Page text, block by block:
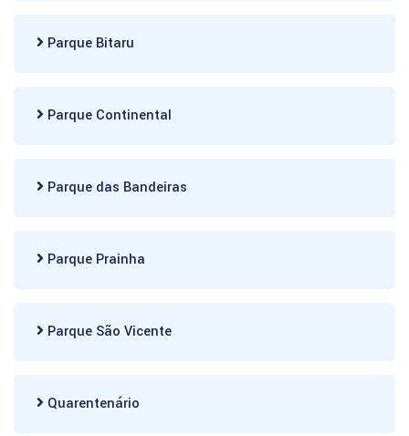
Parque Bitaru
Parque Continental
Parque das Bandeiras
Parque Prainha
Parque São Vicente
Quarentenário